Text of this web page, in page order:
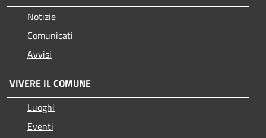
Notizie
Comunicati
Avvisi
VIVERE IL COMUNE
Luoghi
Eventi